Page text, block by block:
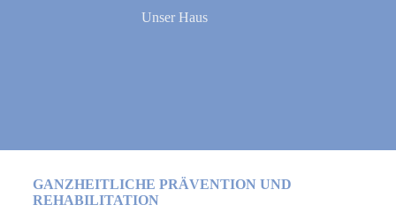
Unser Haus
GANZHEITLICHE PRÄVENTION UND
REHABILITATION